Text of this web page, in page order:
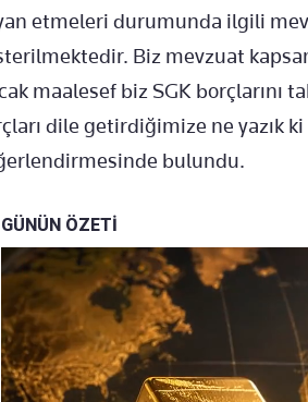
etmeleri durumunda ilgili
Biz mevzuat
maalesef biz SGK borçlarını
dile getirdiğimize ne yazık
bulundu.
GÜNÜN ÖZETİ